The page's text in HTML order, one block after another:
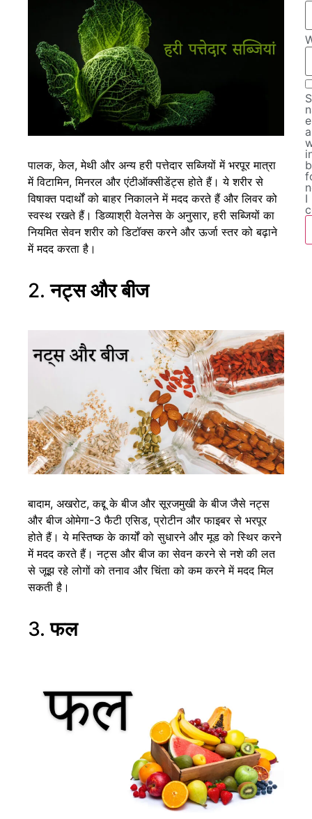
पालक, केल, मेथी और अन्य हरी पत्तेदार सब्जियों में भरपूर मात्रा
में विटामिन, मिनरल और एंटीऑक्सीडेंट्स होते हैं। ये शरीर से
विषाक्त पदार्थों को बाहर निकालने में मदद करते हैं और लिवर को
स्वस्थ रखते हैं। डिव्याश्री वेलनेस के अनुसार, हरी सब्जियों का
नियमित सेवन शरीर को डिटॉक्स करने और ऊर्जा स्तर को बढ़ाने
में मदद करता है।
2.नट्स और बीज
बादाम, अखरोट, कद्दू के बीज और सूरजमुखी के बीज जैसे नट्स
और बीज ओमेगा-3 फैटी एसिड, प्रोटीन और फाइबर से भरपूर
होते हैं। ये मस्तिष्क के कार्यों को सुधारने और मूड को स्थिर करने
में मदद करते हैं। नट्स और बीज का सेवन करने से नशे की लत
से जूझ रहे लोगों को तनाव और चिंता को कम करने में मदद मिल
सकती है।
3.फल
I